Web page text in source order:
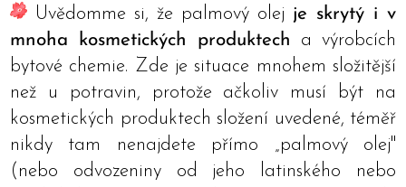
Uvědomme si, že palmový olej je skrytý i v
mnoha kosmetických produktech a výrobcích
bytové chemie. Zde je situace mnohem složitější
než u potravin, protože ačkoliv musí být na
kosmetických produktech složení uvedené, téměř
nikdy tam nenajdete přímo „palmový olej"
(nebo odvozeniny od jeho latinského nebo